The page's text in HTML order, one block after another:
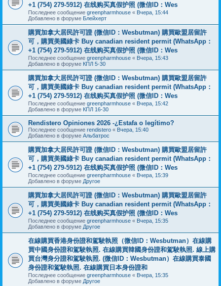
+1 (754) 279-5912) 在线购买真假护照 (微信ID：Wes
Последнее сообщение greenpharmhouse « Вчера, 15:44
Добавлено в форуме Блейхерт
購買加拿大居民許可證 (微信ID：Wesbutman) 購買歐盟居留許
可，購買美國綠卡 Buy canadian resident permit (WhatsApp：
+1 (754) 279-5912) 在线购买真假护照 (微信ID：Wes
Последнее сообщение greenpharmhouse « Вчера, 15:43
Добавлено в форуме КПЛ 5-30
購買加拿大居民許可證 (微信ID：Wesbutman) 購買歐盟居留許
可，購買美國綠卡 Buy canadian resident permit (WhatsApp：
+1 (754) 279-5912) 在线购买真假护照 (微信ID：Wes
Последнее сообщение greenpharmhouse « Вчера, 15:42
Добавлено в форуме КПЛ 16-30
Rendistero Opiniones 2026 -¿Estafa o legítimo?
Последнее сообщение rendistero « Вчера, 15:40
Добавлено в форуме Альбатрос
購買加拿大居民許可證 (微信ID：Wesbutman) 購買歐盟居留許
可，購買美國綠卡 Buy canadian resident permit (WhatsApp：
+1 (754) 279-5912) 在线购买真假护照 (微信ID：Wes
Последнее сообщение greenpharmhouse « Вчера, 15:39
Добавлено в форуме Другое
購買加拿大居民許可證 (微信ID：Wesbutman) 購買歐盟居留許
可，購買美國綠卡 Buy canadian resident permit (WhatsApp：
+1 (754) 279-5912) 在线购买真假护照 (微信ID：Wes
Последнее сообщение greenpharmhouse « Вчера, 15:35
Добавлено в форуме Другое
在線購買香港身份證和駕駛執照（微信ID：Wesbutman）在線購
買中國身份證和駕駛執照. 在線購買韓國身份證和駕駛執照. 線上購
買台灣身分證和駕駛執照. (微信ID：Wesbutman）在線購買泰國
身份證和駕駛執照. 在線購買日本身份證和
Последнее сообщение greenpharmhouse « Вчера, 15:35
Добавлено в форуме Другое